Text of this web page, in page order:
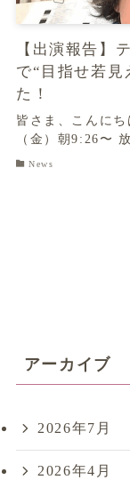
【出演報告】
で“目指せ若見
た！
皆さま、こんに
（金）朝9:26〜
News
アーカイブ
2026年7月
2026年4月